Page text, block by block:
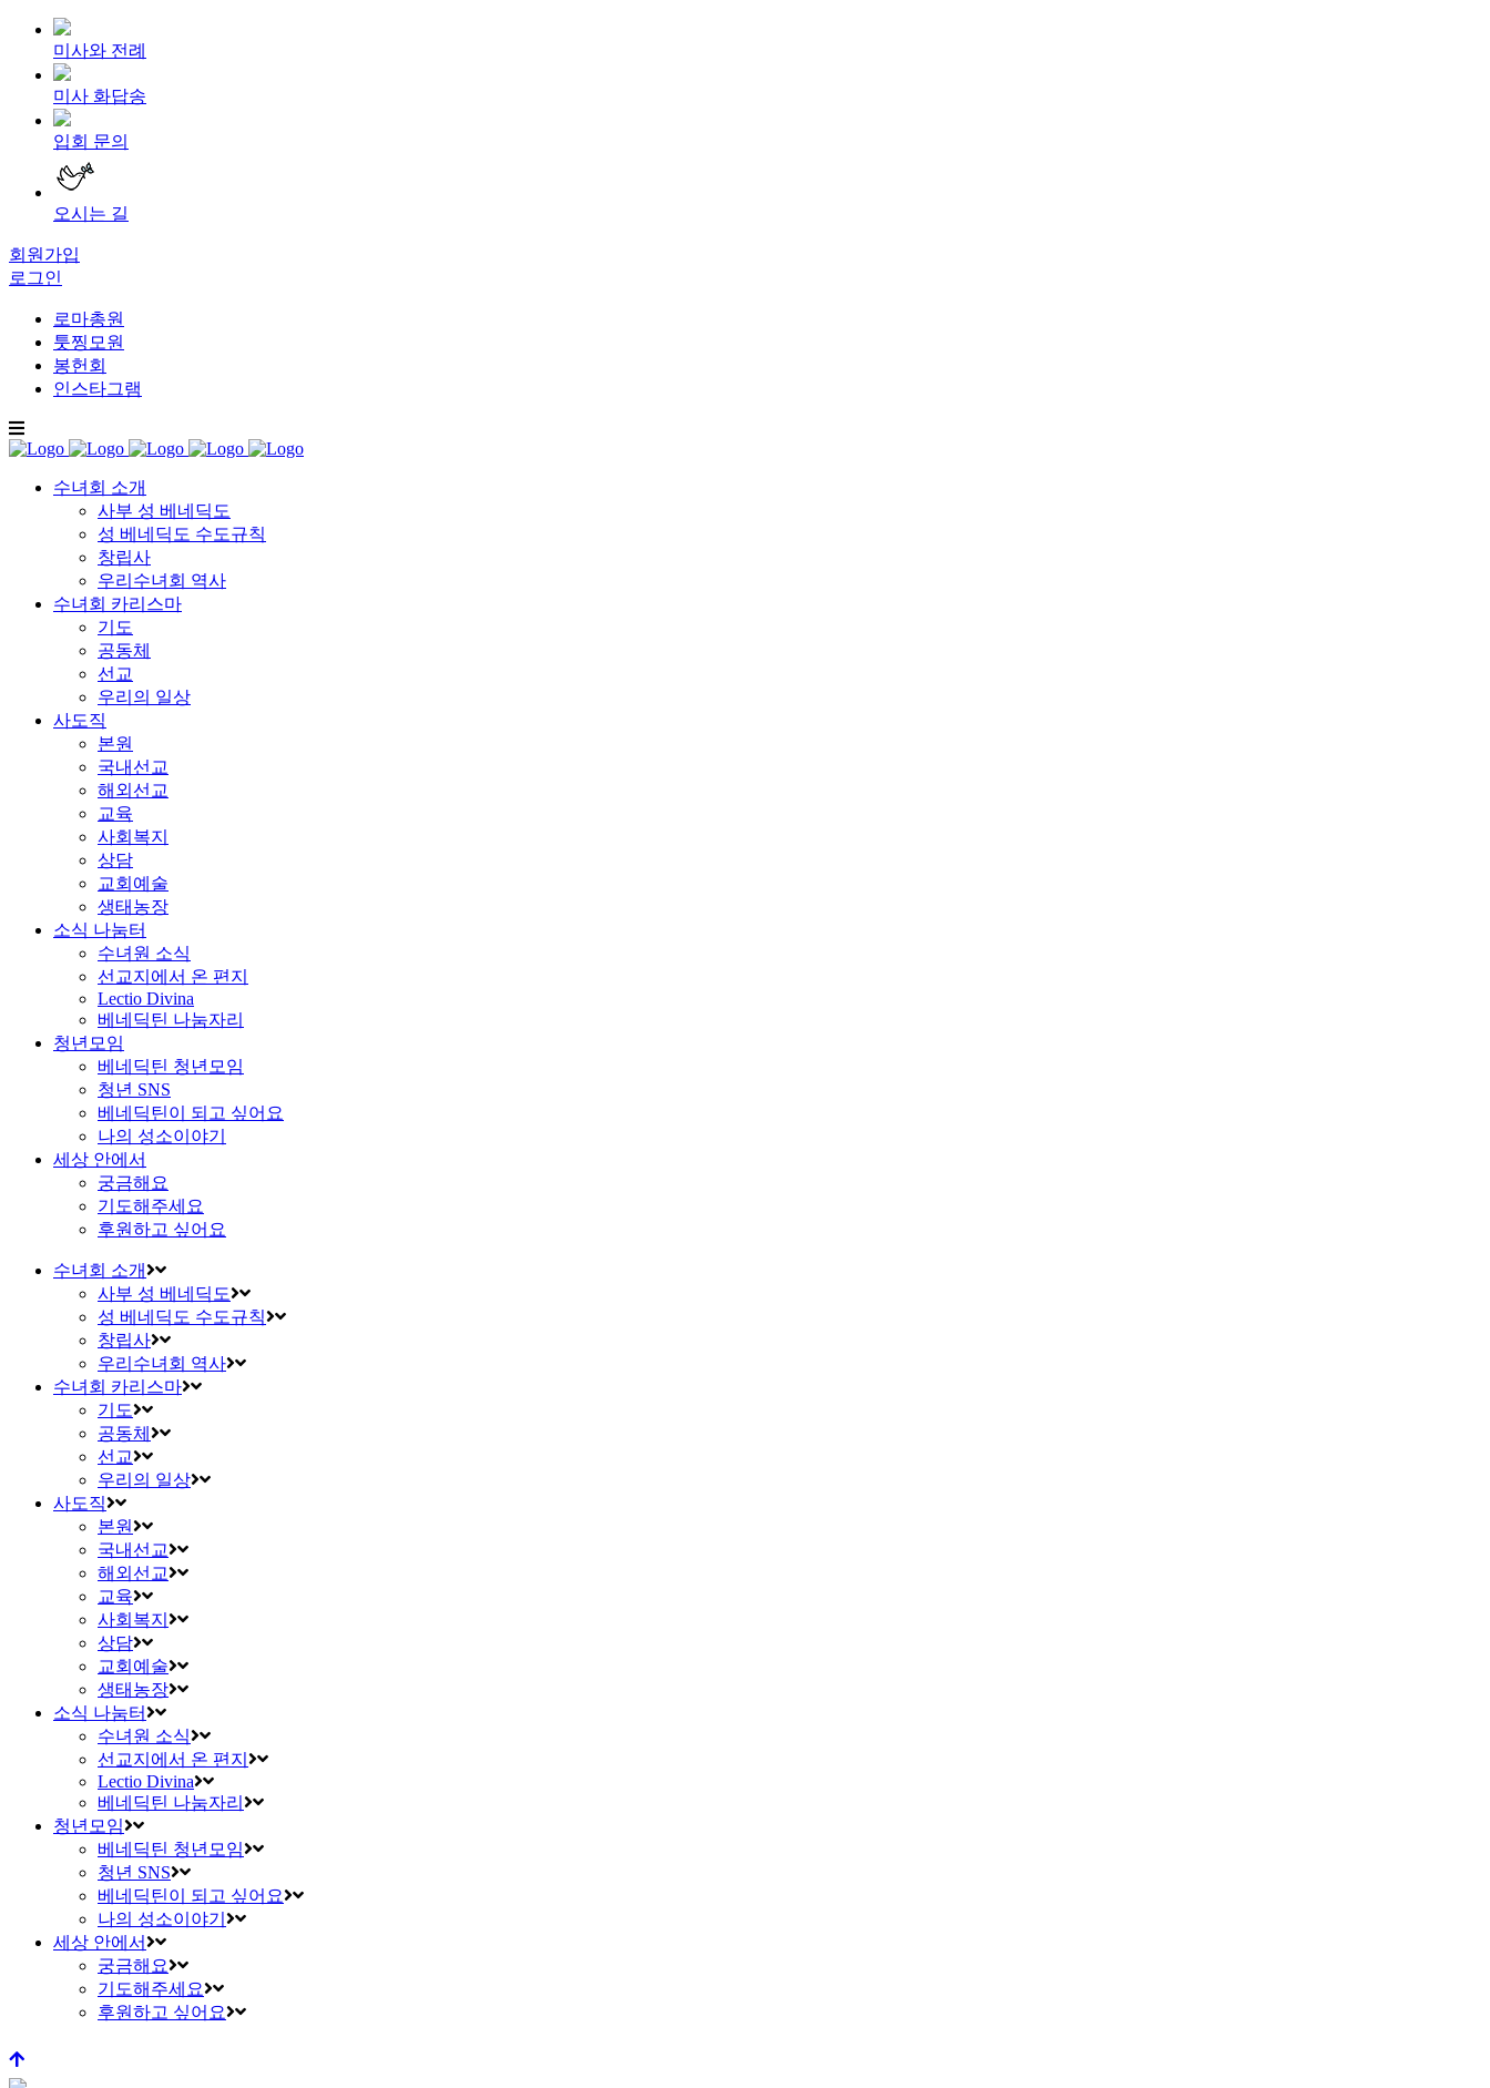
미사와 전례
미사 화답송
입회 문의
오시는 길
회원가입
로그인
로마총원
툿찡모원
봉헌회
인스타그램
수녀회 소개
사부 성 베네딕도
성 베네딕도 수도규칙
창립사
우리수녀회 역사
수녀회 카리스마
기도
공동체
선교
우리의 일상
사도직
본원
국내선교
해외선교
교육
사회복지
상담
교회예술
생태농장
소식 나눔터
수녀원 소식
선교지에서 온 편지
Lectio Divina
베네딕틴 나눔자리
청년모임
베네딕틴 청년모임
청년 SNS
베네딕틴이 되고 싶어요
나의 성소이야기
세상 안에서
궁금해요
기도해주세요
후원하고 싶어요
수녀회 소개
사부 성 베네딕도
성 베네딕도 수도규칙
창립사
우리수녀회 역사
수녀회 카리스마
기도
공동체
선교
우리의 일상
사도직
본원
국내선교
해외선교
교육
사회복지
상담
교회예술
생태농장
소식 나눔터
수녀원 소식
선교지에서 온 편지
Lectio Divina
베네딕틴 나눔자리
청년모임
베네딕틴 청년모임
청년 SNS
베네딕틴이 되고 싶어요
나의 성소이야기
세상 안에서
궁금해요
기도해주세요
후원하고 싶어요